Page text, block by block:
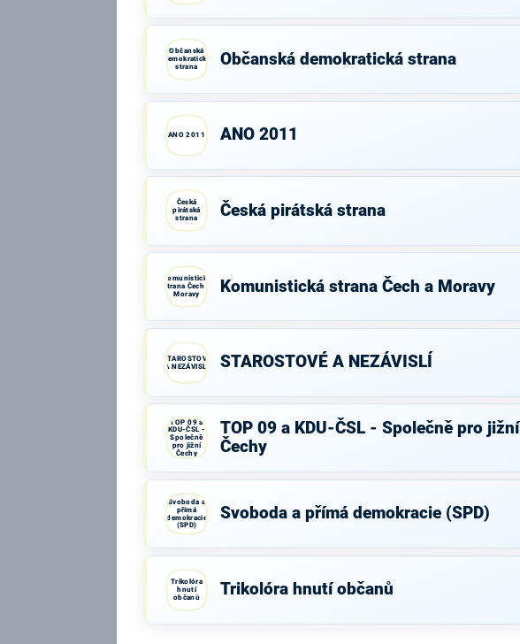
Občanská
demokratická
strana
Občanská demokratická strana
ANO 2011 ANO 2011
Česká
pirátská
strana
Česká pirátská strana
Komunistická
strana Čech a
Moravy
Komunistická strana Čech a Moravy
STAROSTOVÉ
A NEZÁVISLÍ
STAROSTOVÉ A NEZÁVISLÍ
TOP 09 a
KDU-ČSL -
Společně
pro jižní
Čechy
TOP 09 a KDU-ČSL - Společně pro jižní
Čechy
Svoboda a
přímá
demokracie
(SPD)
Svoboda a přímá demokracie (SPD)
Trikolóra
hnutí
občanů
Trikolóra hnutí občanů